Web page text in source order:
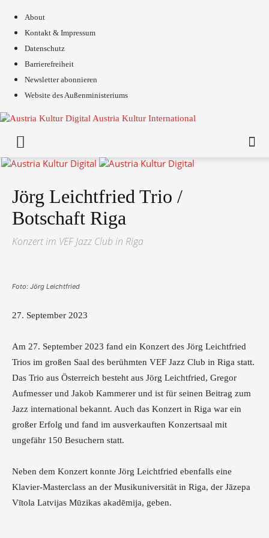
About
Kontakt & Impressum
Datenschutz
Barrierefreiheit
Newsletter abonnieren
Website des Außenministeriums
Austria Kultur International
Jörg Leichtfried Trio /
Botschaft Riga
Konzert im VEF Jazz Club in Riga
Foto: Jörg Leichtfried
27. September 2023
Am 27. September 2023 fand ein Konzert des Jörg Leichtfried
Trios im großen Saal des berühmten VEF Jazz Club in Riga statt.
Das Trio aus Österreich besteht aus Jörg Leichtfried, Gregor
Aufmesser und Jakob Kammerer und ist für seinen Beitrag zum
Jazz international bekannt. Auch das Konzert in Riga war ein
großer Erfolg und fand im ausverkauften Konzertsaal mit
ungefähr 150 Besuchern statt.
Neben dem Konzert konnte Jörg Leichtfried ebenfalls eine
Klavier-Masterclass an der Musikuniversität in Riga, der Jāzepa
Vītola Latvijas Mūzikas akadēmija, geben.